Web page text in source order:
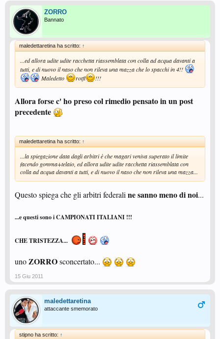
ZORRO
Bannato
maledettaretina ha scritto: ↑
...ed allora udite udite racchetta riassemblata con colla ad acqua davanti a
tutti, e di nuovo il naso che non rileva una mazza che lo spacchi in 4!!
Maledetto
rotfl !!!
Allora forse c' ho preso col rimedio pensato in un post
precedente
maledettaretina ha scritto: ↑
...la spiegazione data dagli arbitri è che magari veniva superato il limite
facendo gomma+telaio, ed allora udite udite racchetta riassemblata con
colla ad acqua davanti a tutti, e di nuovo il naso che non rileva una mazza...
Questo spiega che gli arbitri federali ne sanno meno di noi...
...e questi sono i CAMPIONATI ITALIANI !!!
CHE TRISTEZZA...
unoZORROsconcertato...
15 Giu 2011
maledettaretina
attaccante smemorato
stipno ha scritto: ↑